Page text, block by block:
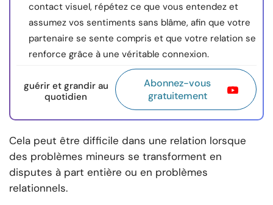
contact visuel, répétez ce que vous entendez et
assumez vos sentiments sans blâme, afin que votre
partenaire se sente compris et que votre relation se
renforce grâce à une véritable connexion.
guérir et grandir au
quotidien
Abonnez-vous
gratuitement
Cela peut être difficile dans une relation lorsque
des problèmes mineurs se transforment en
disputes à part entière ou en problèmes
relationnels.